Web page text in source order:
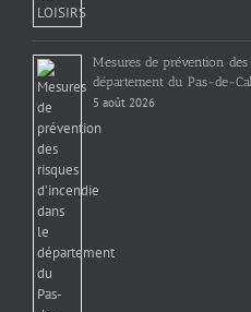
Mesures de prévention
département du Pas-de-
5 août 2026